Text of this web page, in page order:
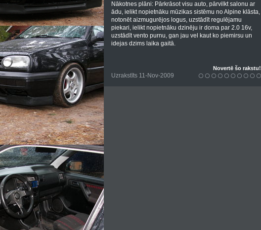
Nākotnes plāni: Pārkrāsot visu auto, pārvilkt salonu ar
ādu, ielikt nopietnāku mūzikas sistēmu no Alpine klāsta,
notonēt aizmugurējos logus, uzstādīt regulējamu
piekari, ielikt nopietnāku dzinēju ir doma par 2.0 16v,
uzstādīt vento purnu, gan jau vel kaut ko piemirsu un
idejas dzims laika gaitā.
Uzrakstīts 11-Nov-2009
Novertē šo rakstu!